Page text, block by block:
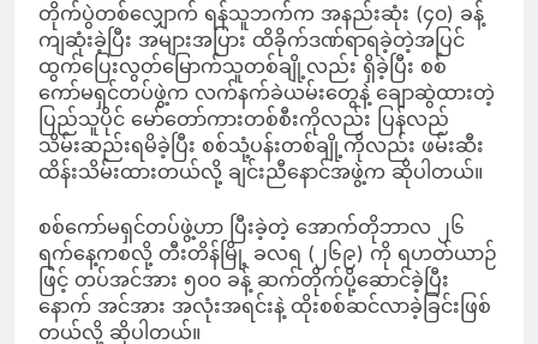
တိုက်ပွဲတစ်လျှောက် ရန်သူဘက်က အနည်းဆုံး (၄၀) ခန့်
ကျဆုံးခဲ့ပြီး အများအပြား ထိခိုက်ဒဏ်ရာရခဲ့တဲ့အပြင်
ထွက်ပြေးလွတ်မြောက်သူတစ်ချို့လည်း ရှိခဲ့ပြီး စစ်
ကော်မရှင်တပ်ဖွဲ့က လက်နက်ခဲယမ်းတွေနဲ့ ချောဆွဲထားတဲ့
ပြည်သူပိုင် မော်တော်ကားတစ်စီးကိုလည်း ပြန်လည်
သိမ်းဆည်းရမိခဲ့ပြီး စစ်သုံ့ပန်းတစ်ချို့ကိုလည်း ဖမ်းဆီး
ထိန်းသိမ်းထားတယ်လို့ ချင်းညီနောင်အဖွဲ့က ဆိုပါတယ်။
စစ်ကော်မရှင်တပ်ဖွဲ့ဟာ ပြီးခဲ့တဲ့ အောက်တိုဘာလ ၂၆
ရက်နေ့ကစလို့ တီးတိန်မြို့ ခလရ (၂၆၉) ကို ရဟတ်ယာဉ်
ဖြင့် တပ်အင်အား ၅၀၀ ခန့် ဆက်တိုက်ပို့ဆောင်ခဲ့ပြီး
နောက် အင်အား အလုံးအရင်းနဲ့ ထိုးစစ်ဆင်လာခဲ့ခြင်းဖြစ်
တယ်လို့ ဆိုပါတယ်။